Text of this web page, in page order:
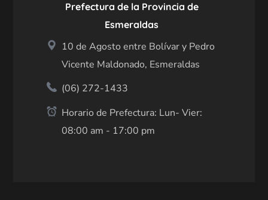
Prefectura de la Provincia de
Esmeraldas
10 de Agosto entre Bolívar y Pedro
Vicente Maldonado, Esmeraldas
(06) 272-1433
Horario de Prefectura: Lun- Vier:
08:00 am - 17:00 pm